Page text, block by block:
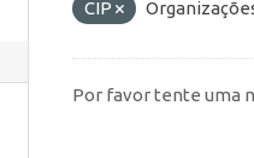
CIP
Por favor tente uma